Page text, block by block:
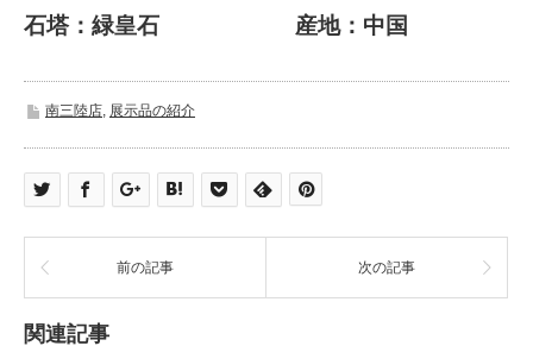
石塔：緑皇石 産地：中国
南三陸店, 展示品の紹介
前の記事 次の記事
関連記事